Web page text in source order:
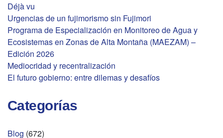
Déjà vu
Urgencias de un fujimorismo sin Fujimori
Programa de Especialización en Monitoreo de Agua y
Ecosistemas en Zonas de Alta Montaña (MAEZAM) –
Edición 2026
Mediocridad y recentralización
El futuro gobierno: entre dilemas y desafíos
Categorías
Blog (672)